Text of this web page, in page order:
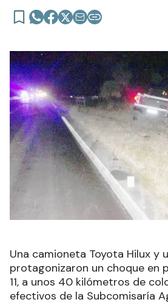
Una camioneta Toyota Hilux y
protagonizaron un choque en
11, a unos 40 kilómetros de
efectivos de la Subcomisaría